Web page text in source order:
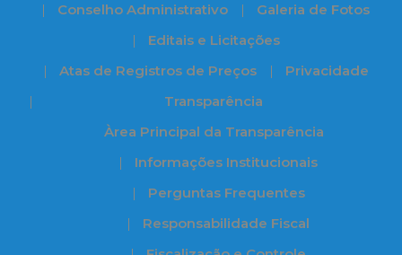
Conselho Administrativo
Galeria de Fotos
Editais e Licitações
Atas de Registros de Preços
Privacidade
Transparência
Àrea Principal da Transparência
Informações Institucionais
Perguntas Frequentes
Responsabilidade Fiscal